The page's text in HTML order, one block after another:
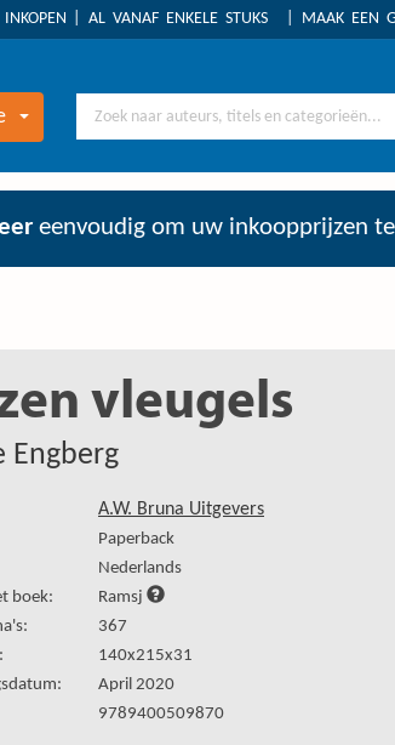
AL VANAF ENKELE STUKS MAAK EEN
eenvoudig om uw inkoopprijzen
vleugels
Engberg
A.W. Bruna Uitgevers
Paperback
Nederlands
boek:
Ramsj
367
140x215x31
April 2020
9789400509870